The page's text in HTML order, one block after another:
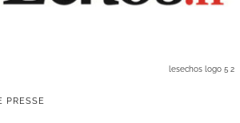
lesechos logo 5 2
PRESSE